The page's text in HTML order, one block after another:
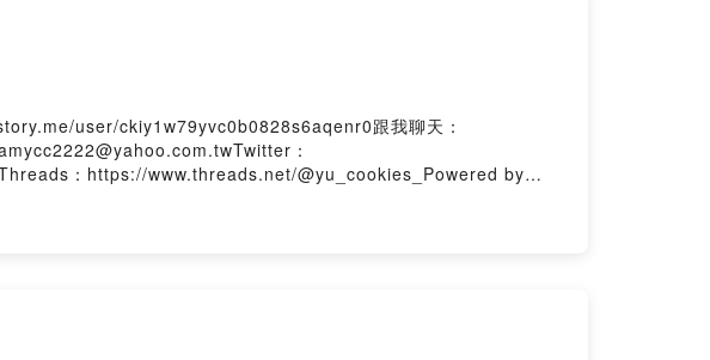
user/ckiy1w79yvc0b0828s6aqenr0跟我聊天：
：
：https://www.threads.net/@yu_cookies_Powered by